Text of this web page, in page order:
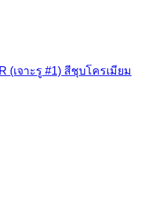
(เจาะรู #1) สีชุบโครเมียม